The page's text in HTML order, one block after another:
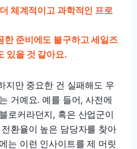
체계적이고 과학적인 프로
한 준비에도 불구하고 세일즈
있을 것 같아요.
지만 중요한 건 실패해도 우
거예요. 예를 들어, 사전에
로커라던지, 혹은 산업군이
환율이 높은 담당자를 찾아
는 이런 인사이트를 제 머릿